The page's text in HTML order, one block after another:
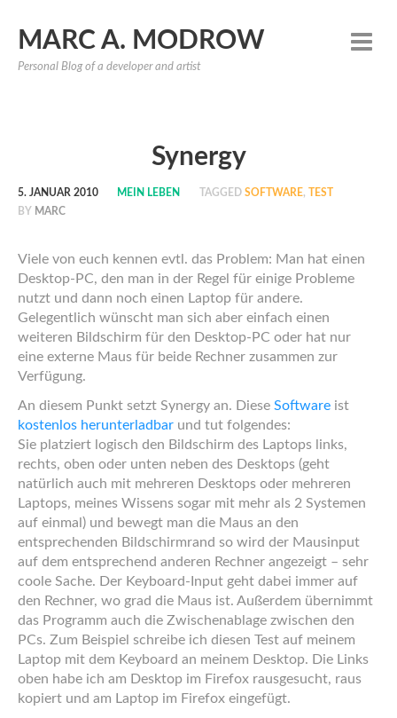
MARC A. MODROW
Personal Blog of a developer and artist
Synergy
5. JANUAR 2010 MEIN LEBEN TAGGED SOFTWARE, TEST
BY MARC
Viele von euch kennen evtl. das Problem: Man hat einen
Desktop-PC, den man in der Regel für einige Probleme
nutzt und dann noch einen Laptop für andere.
Gelegentlich wünscht man sich aber einfach einen
weiteren Bildschirm für den Desktop-PC oder hat nur
eine externe Maus für beide Rechner zusammen zur
Verfügung.
An diesem Punkt setzt Synergy an. Diese Software ist
kostenlos herunterladbar und tut folgendes:
Sie platziert logisch den Bildschirm des Laptops links,
rechts, oben oder unten neben des Desktops (geht
natürlich auch mit mehreren Desktops oder mehreren
Laptops, meines Wissens sogar mit mehr als 2 Systemen
auf einmal) und bewegt man die Maus an den
entsprechenden Bildschirmrand so wird der Mausinput
auf dem entsprechend anderen Rechner angezeigt – sehr
coole Sache. Der Keyboard-Input geht dabei immer auf
den Rechner, wo grad die Maus ist. Außerdem übernimmt
das Programm auch die Zwischenablage zwischen den
PCs. Zum Beispiel schreibe ich diesen Test auf meinem
Laptop mit dem Keyboard an meinem Desktop. Die Links
oben habe ich am Desktop im Firefox rausgesucht, raus
kopiert und am Laptop im Firefox eingefügt.